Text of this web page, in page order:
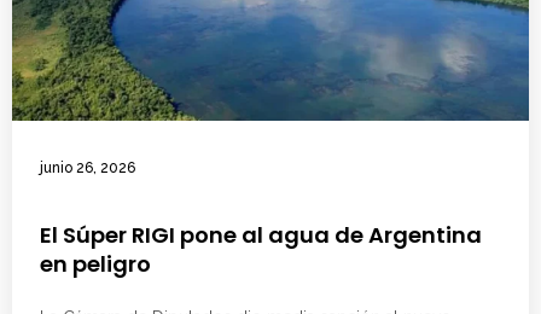
junio 26, 2026
El Súper RIGI pone al agua de Argentina
en peligro